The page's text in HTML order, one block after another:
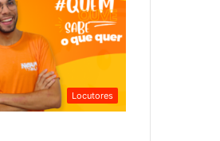
Locutores